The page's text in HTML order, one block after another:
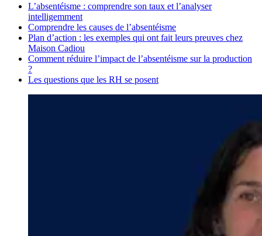
L’absentéisme : comprendre son taux et l’analyser
intelligemment
Comprendre les causes de l’absentéisme
Plan d’action : les exemples qui ont fait leurs preuves chez
Maison Cadiou
Comment réduire l’impact de l’absentéisme sur la production
?
Les questions que les RH se posent